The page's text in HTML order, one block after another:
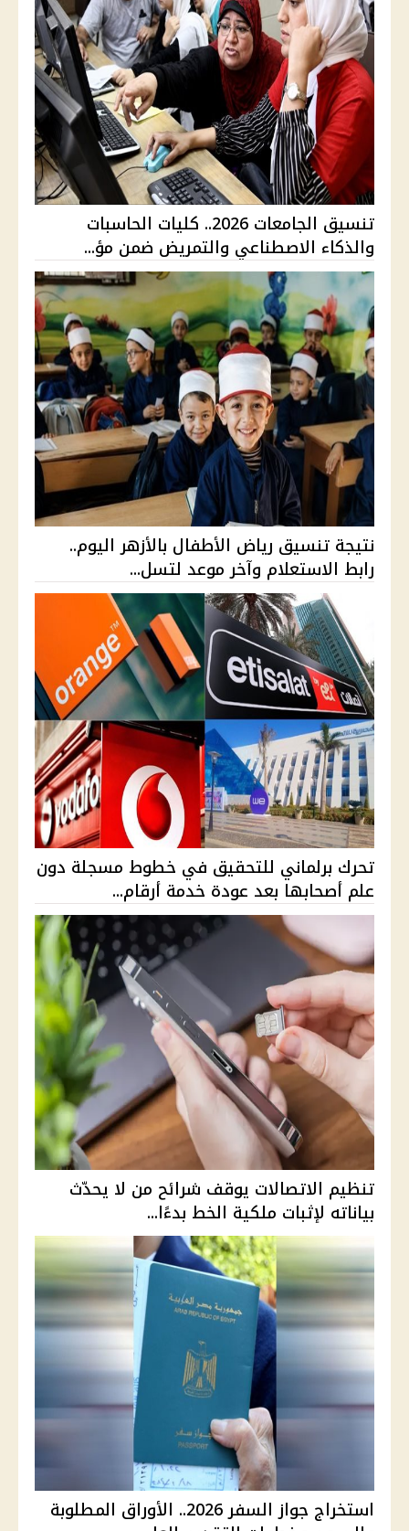
تنسيق الجامعات 2026.. كليات الحاسبات
والذكاء الاصطناعي والتمريض ضمن مؤ...
نتيجة تنسيق رياض الأطفال بالأزهر اليوم..
رابط الاستعلام وآخر موعد لتسل...
تحرك برلماني للتحقيق في خطوط مسجلة دون
علم أصحابها بعد عودة خدمة أرقام...
تنظيم الاتصالات يوقف شرائح من لا يحدّث
بياناته لإثبات ملكية الخط بدءًا...
استخراج جواز السفر 2026.. الأوراق المطلوبة